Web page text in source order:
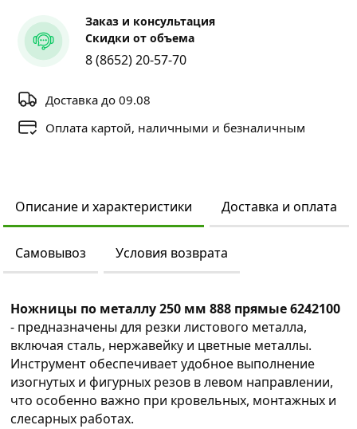
Заказ и консультация
Скидки от объема
8 (8652) 20-57-70
Доставка до 09.08
Оплата картой, наличными и безналичным
Описание и характеристики Доставка и оплата
Самовывоз Условия возврата
Ножницы по металлу 250 мм 888 прямые 6242100
- предназначены для резки листового металла,
включая сталь, нержавейку и цветные металлы.
Инструмент обеспечивает удобное выполнение
изогнутых и фигурных резов в левом направлении,
что особенно важно при кровельных, монтажных и
слесарных работах.